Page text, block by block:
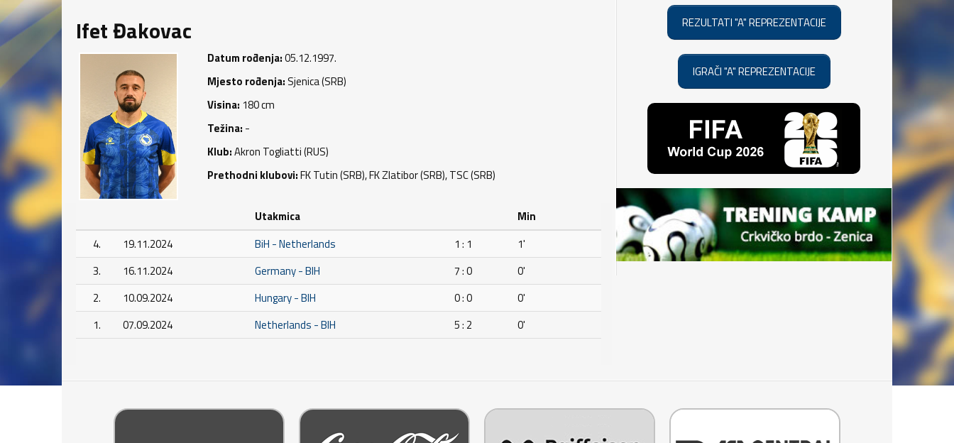
Ifet Đakovac
Datum rođenja:05.12.1997.
Mjesto rođenja:Sjenica (SRB)
Visina: 180 cm
Težina: -
Klub:Akron Togliatti (RUS)
Prethodni klubovi:FK Tutin (SRB), FK Zlatibor (SRB), TSC (SRB)
Utakmica
Min
4.
19.11.2024 BiH - Netherlands 1 : 1
1'
3.
16.11.2024 Germany - BIH 7 : 0
0'
2.
10.09.2024 Hungary - BIH 0 : 0
0'
1.
07.09.2024 Netherlands - BIH 5 : 2 0'
REZULTATI "A" REPREZENTACIJE
IGRAČI "A" REPREZENTACIJE